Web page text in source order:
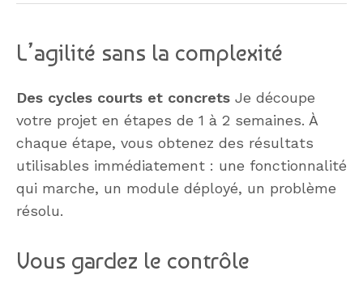
L’agilité sans la complexité
Des cycles courts et concrets Je découpe
votre projet en étapes de 1 à 2 semaines. À
chaque étape, vous obtenez des résultats
utilisables immédiatement : une fonctionnalité
qui marche, un module déployé, un problème
résolu.
Vous gardez le contrôle